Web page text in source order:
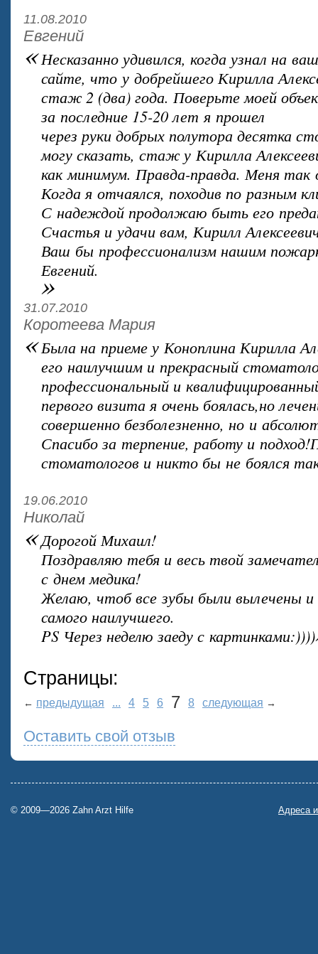
11.08.2010
Евгений
«Несказанно удивился, когда узнал на
сайте, что у добрейшего Кирилла
стаж 2 (два) года. Поверьте моей
за последние 15-20 лет я прошел
через руки добрых полутора десятка
могу сказать, стаж у Кирилла
как минимум. Правда-правда. Меня так
Когда я отчаялся, походив по разным
С надеждой продолжаю быть его
Счастья и удачи вам, Кирилл
Ваш бы профессионализм нашим
Евгений.
»
31.07.2010
Коротеева Мария
«Была на приеме у Коноплина Кирилла
его наилучшим и прекрасный
профессиональный и
первого визита я очень боялась,но
совершенно безболезненно, но и
Спасибо за терпение, работу и
стоматологов и никто бы не боялся
19.06.2010
Николай
«Дорогой Михаил!
Поздравляю тебя и весь твой
с днем медика!
Желаю, чтоб все зубы были вылечены и
самого наилучшего.
PS Через неделю заеду с картинками:))))
Страницы:
← предыдущая ... 4 5 6 7 8 следующая →
Оставить свой отзыв
© 2009—2026 Zahn Arzt Hilfe Адреса